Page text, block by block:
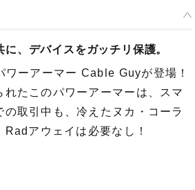
、デバイスをガッチリ保護。
ーアーマー Cable Guyが登場！
たこのパワーアーマーは、スマ
取引中も、冷えたヌカ・コーラ
アウェイは必要なし！